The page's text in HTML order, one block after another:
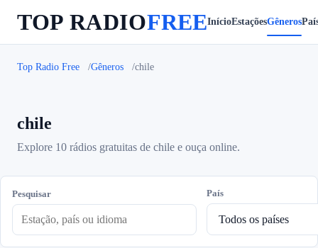
TOP RADIOFREEInícioEstaçõesGêneros
Top Radio Free Gêneros chile
chile
Explore 10 rádios gratuitas de chile e ouça online.
Pesquisar País